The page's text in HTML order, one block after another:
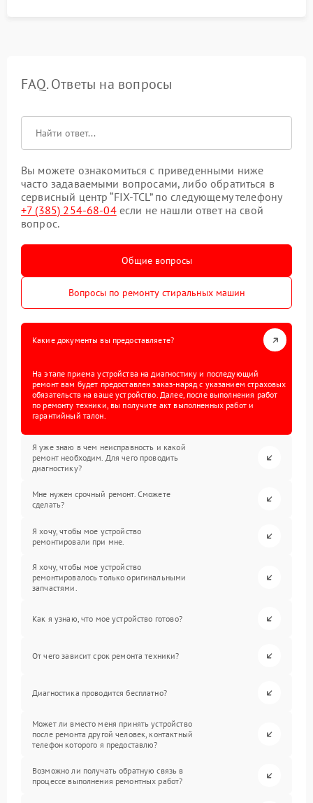
FAQ. Ответы на вопросы
Вы можете ознакомиться с приведенными ниже
часто задаваемыми вопросами, либо обратиться в
сервисный центр “FIX-TCL” по следующему телефону
+7 (385) 254-68-04если не нашли ответ на свой
вопрос.
Общие вопросы
Вопросы по ремонту стиральных машин
Какие документы вы предоставляете?
На этапе приема устройства на диагностику и последующий
ремонт вам будет предоставлен заказ-наряд с указанием страховых
обязательств на ваше устройство. Далее, после выполнения работ
по ремонту техники, вы получите акт выполненных работ и
гарантийный талон.
Я уже знаю в чем неисправность и какой
ремонт необходим. Для чего проводить
диагностику?
Мне нужен срочный ремонт. Сможете
сделать?
Я хочу, чтобы мое устройство
ремонтировали при мне.
Я хочу, чтобы мое устройство
ремонтировалось только оригинальными
запчастями.
Как я узнаю, что мое устройство готово?
От чего зависит срок ремонта техники?
Диагностика проводится бесплатно?
Может ли вместо меня принять устройство
после ремонта другой человек, контактный
телефон которого я предоставлю?
Возможно ли получать обратную связь в
процессе выполнения ремонтных работ?